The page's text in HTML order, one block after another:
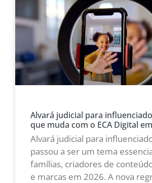
Alvará judicial para
que muda com o ECA Digital
Alvará judicial para
passou a ser um tema
famílias, criadores de
e marcas em 2026. A nova